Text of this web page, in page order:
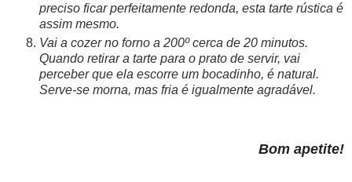
preciso ficar perfeitamente redonda, esta tarte rústica é
assim mesmo.
Vai a cozer no forno a 200º cerca de 20 minutos.
Quando retirar a tarte para o prato de servir, vai
perceber que ela escorre um bocadinho, é natural.
Serve-se morna, mas fria é igualmente agradável.
Bom apetite!